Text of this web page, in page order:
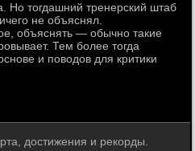
Но тогдашний тренерский штаб
не объяснял.
объяснять — обычно такие
Тем более тогда
и поводов для критики
достижения и рекорды.